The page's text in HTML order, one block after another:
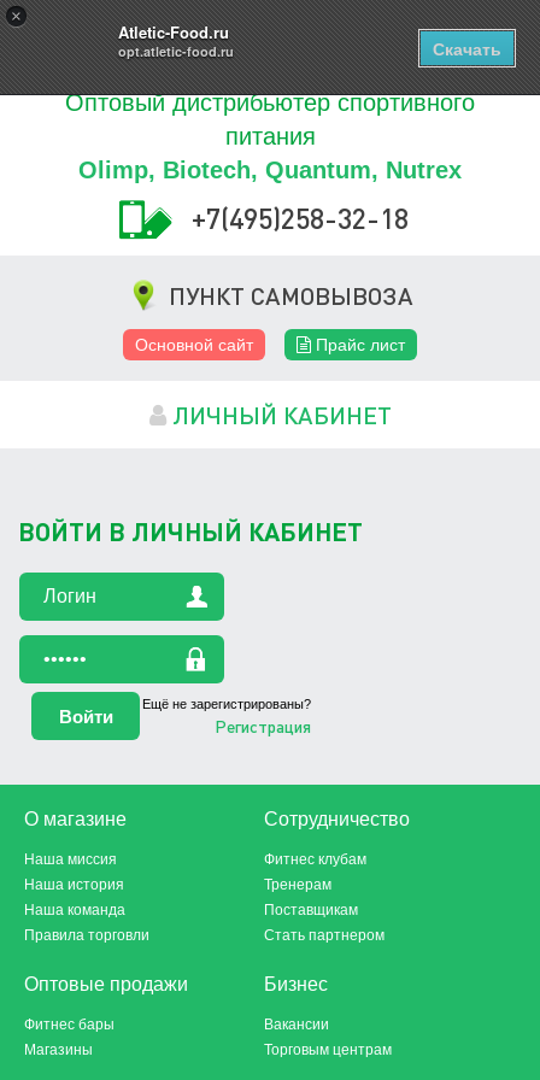
×
Atletic-Food.ru
opt.atletic-food.ru Скачать
0ТОВАРОВ
Купить
Оптовый дистрибьютер спортивного
питания
Olimp, Biotech, Quantum, Nutrex
+7(495)258-32-18
ПУНКТ САМОВЫВОЗА
Основной сайт Прайс лист
ЛИЧНЫЙ КАБИНЕТ
ВОЙТИ В ЛИЧНЫЙ КАБИНЕТ
Ещё не зарегистрированы?
Регистрация
О магазине
Наша миссия
Наша история
Наша команда
Правила торговли
Сотрудничество
Фитнес клубам
Тренерам
Поставщикам
Стать партнером
Оптовые продажи
Фитнес бары
Магазины
Бизнес
Вакансии
Торговым центрам